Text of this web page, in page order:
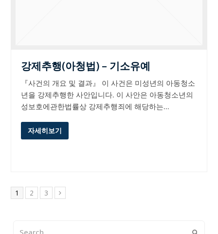
강제추행(아청법) – 기소유예
『사건의 개요 및 결과』 이 사건은 미성년의 아동청소
년을 강제추행한 사안입니다. 이 사안은 아동청소년의
성보호에관한법률상 강제추행죄에 해당하는…
자세히보기
Page
1 Page
2 Page
3 Next